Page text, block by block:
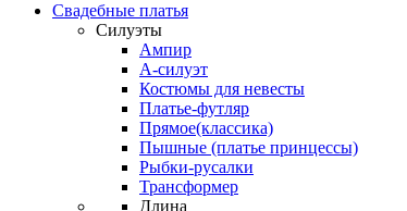
Свадебные платья
Силуэты
Ампир
А-силуэт
Костюмы для невесты
Платье-футляр
Прямое(классика)
Пышные (платье принцессы)
Рыбки-русалки
Трансформер
Длина